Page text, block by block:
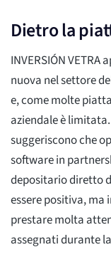
Dietro la
INVERSIÓN
nuova nel settore
e, come molte
aziendale è
suggeriscono che
software in
depositario diretto
essere positiva,
prestare molta
assegnati durante